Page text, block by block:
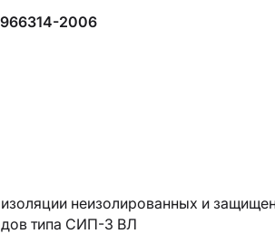
2006
неизолированных и
типа СИП-3 ВЛ